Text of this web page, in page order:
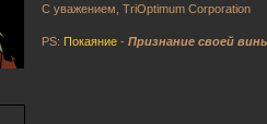
С уважением, TriOptimum Corporation
PS: Покаяние -Признание своей